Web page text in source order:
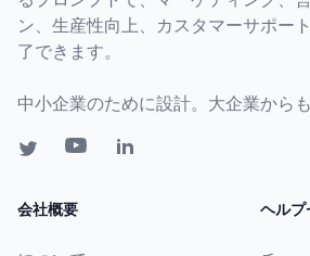
ン、生産性向上、カスタマーサポー
了できます。
中小企業のために設計。大企業から
会社概要 ヘルプ